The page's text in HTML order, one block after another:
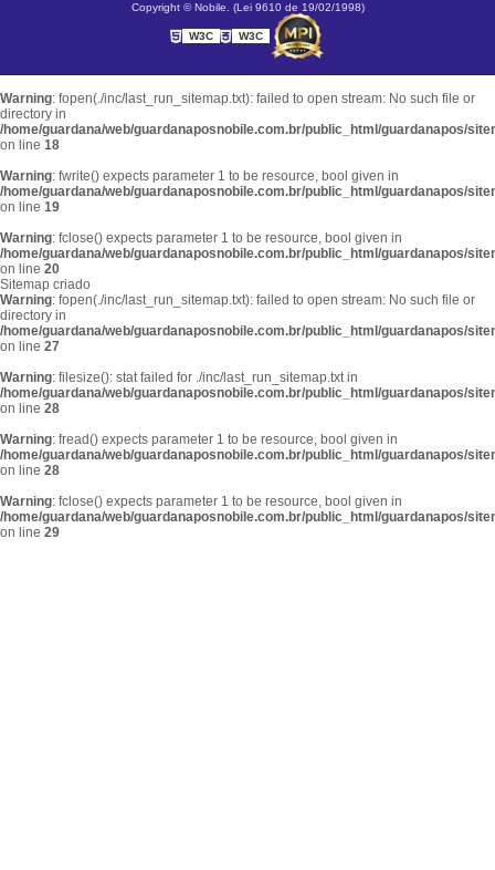
Copyright © Nobile. (Lei 9610 de 19/02/1998)
W3C W3C
Warning: fopen(./inc/last_run_sitemap.txt): failed to open stream: No such file or
directory in
/home/guardana/web/guardanaposnobile.com.br/public_html/guardanapos/
on line 18
Warning: fwrite() expects parameter 1 to be resource, bool given in
/home/guardana/web/guardanaposnobile.com.br/public_html/guardanapos/
on line 19
Warning: fclose() expects parameter 1 to be resource, bool given in
/home/guardana/web/guardanaposnobile.com.br/public_html/guardanapos/
on line 20
Sitemap criado
Warning: fopen(./inc/last_run_sitemap.txt): failed to open stream: No such file or
directory in
/home/guardana/web/guardanaposnobile.com.br/public_html/guardanapos/
on line 27
Warning: filesize(): stat failed for ./inc/last_run_sitemap.txt in
/home/guardana/web/guardanaposnobile.com.br/public_html/guardanapos/
on line 28
Warning: fread() expects parameter 1 to be resource, bool given in
/home/guardana/web/guardanaposnobile.com.br/public_html/guardanapos/
on line 28
Warning: fclose() expects parameter 1 to be resource, bool given in
/home/guardana/web/guardanaposnobile.com.br/public_html/guardanapos/
on line 29